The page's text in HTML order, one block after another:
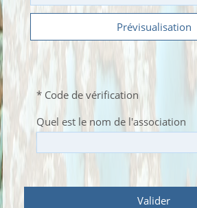
Prévisualisation
* Code de vérification
Quel est le nom de l'association
Valider